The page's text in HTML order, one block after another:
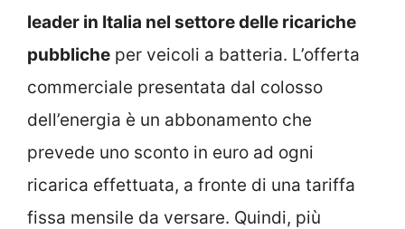
leader in Italia nel settore delle ricariche
pubbliche per veicoli a batteria. L’offerta
commerciale presentata dal colosso
dell’energia è un abbonamento che
prevede uno sconto in euro ad ogni
ricarica effettuata, a fronte di una tariffa
fissa mensile da versare. Quindi, più